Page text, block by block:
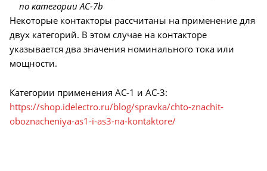
по категории AC-7b
Некоторые контакторы рассчитаны на применение для
двух категорий. В этом случае на контакторе
указывается два значения номинального тока или
мощности.
Категории применения AC-1 и AC-3:
https://shop.idelectro.ru/blog/spravka/chto-znachit-
oboznacheniya-as1-i-as3-na-kontaktore/